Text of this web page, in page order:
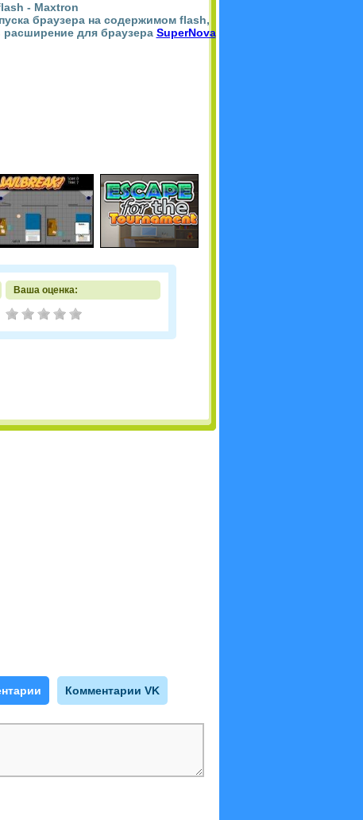
- Maxtron
браузера на содержимом flash,
расширение для браузера SuperNova
Ваша оценка:
Комментарии VK